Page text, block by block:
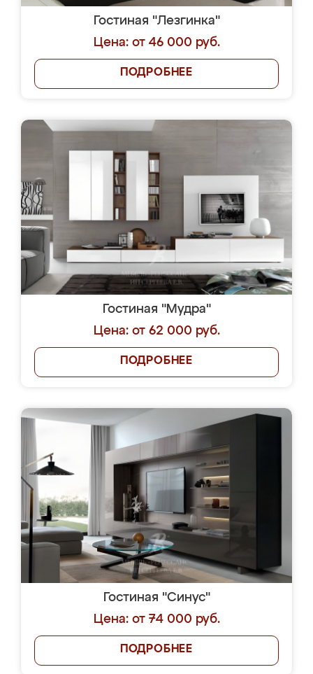
Гостиная "Лезгинка"
Цена: от 46 000 руб.
ПОДРОБНЕЕ
Гостиная "Мудра"
Цена: от 62 000 руб.
ПОДРОБНЕЕ
Гостиная "Синус"
Цена: от 74 000 руб.
ПОДРОБНЕЕ